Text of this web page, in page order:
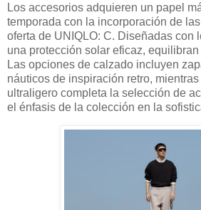
Los accesorios adquieren un papel
temporada con la incorporación de
oferta de UNIQLO: C. Diseñadas con
una protección solar eficaz,
Las opciones de calzado incluyen
náuticos de inspiración retro,
ultraligero completa la selección de
el énfasis de la colección en la